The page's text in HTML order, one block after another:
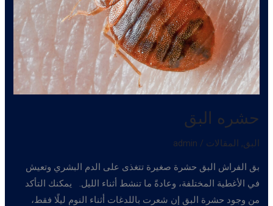
حشره البق
البق, المقالات /
admin
بق الفراش البق حشرة صغيرة تتغذى على الدم البشري وتعيش
في الأغطية المختلفة، وعادةً ما تنشط أثناء الليل. يمكنك التأكد
من وجود حشرة البق إن شعرت باللدغات أثناء النوم ليلًا فقط،